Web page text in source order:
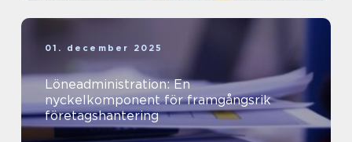
01. december 2025
Löneadministration: En
nyckelkomponent för framgångsrik
företagshantering